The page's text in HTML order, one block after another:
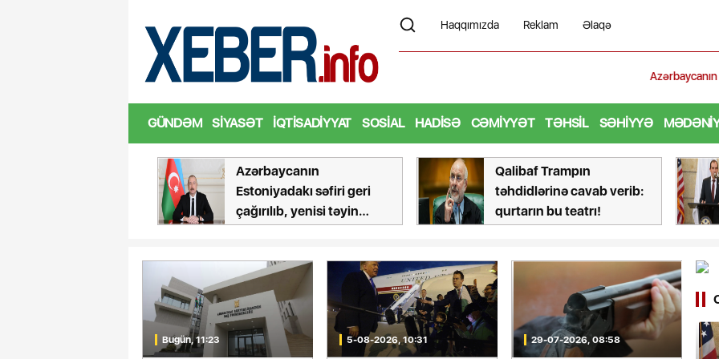
Haqqımızda Reklam Əlaqə
İranda Təbriz Günü qeyd edilib Azərbaycanın Estoniyadakı səfiri geri
GÜNDƏM SIYASƏT İQTISADIYYAT SOSIAL HADISƏ CƏMIYYƏT TƏHSIL SƏHIYYƏ
Azərbaycanın
Estoniyadakı səfiri geri
çağırılıb, yenisi təyin
Qalibaf Trampın
təhdidlərinə cavab verib:
qurtarın bu teatrı!
ABŞ rəsmisi:
sammiti Bakı və
əlaqələrin
Bugün, 11:23 5-08-2026, 10:31 29-07-2026, 08:58